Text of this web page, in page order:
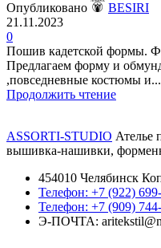
Опубликовано
BESIRI
21.11.2023
0
Пошив кадетской формы.
Предлагаем форму и
,повседневные костюмы и...
Продолжить чтение
ASSORTI-STUDIO Ателье
вышивка-нашивки,
454010 Челябинск
Телефон: +7 (922)
Телефон: +7 (909)
Э-ПОЧТА: